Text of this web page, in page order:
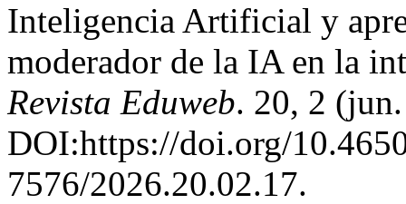
Inteligencia Artificial y
moderador de la IA en la
Revista Eduweb. 20, 2
DOI:https://doi.org/
7576/2026.20.02.17.